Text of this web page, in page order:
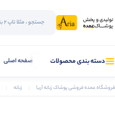
دسته بندی محصولات صفحه اصلی
فروشگاه عمده فروشی پوشاک زنانه آریا زنانه